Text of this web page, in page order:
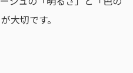
大切です。